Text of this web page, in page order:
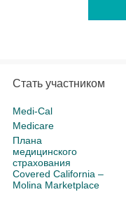
Стать участником
Medi-Cal
Medicare
Плана
медицинского
страхования
Covered California –
Molina Marketplace